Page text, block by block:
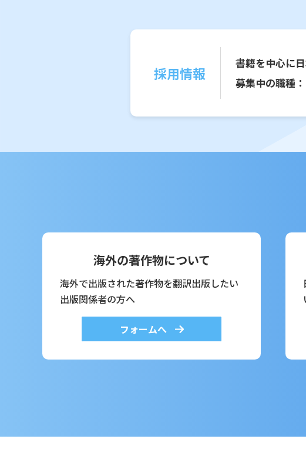
採用情報
書籍を中心に
募集中の職種
海外の著作物について
海外で出版された著作物を翻訳出版したい
出版関係者の方へ
フォームへ